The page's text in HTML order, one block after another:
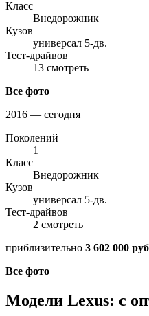
Класс
Внедорожник
Кузов
универсал 5-дв.
Тест-драйвов
13 смотреть
Все фото
2016 — сегодня
Поколений
1
Класс
Внедорожник
Кузов
универсал 5-дв.
Тест-драйвов
2 смотреть
приблизительно 3 602 000
Все фото
Модели Lexus: с